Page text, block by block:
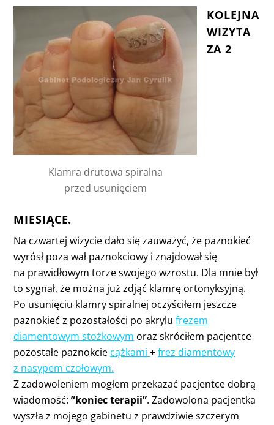
Klamra drutowa spiralna
przed usunięciem
KOLEJNA
WIZYTA
ZA 2
MIESIĄCE.
Na czwartej wizycie dało się zauważyć, że paznokieć
wyrósł poza wał paznokciowy i znajdował się
na prawidłowym torze swojego wzrostu. Dla mnie był
to sygnał, że można już zdjąć klamrę ortonyksyjną.
Po usunięciu klamry spiralnej oczyściłem jeszcze
paznokieć z pozostałości po akrylufrezem
diamentowym stożkowym oraz skróciłem pacjentce
pozostałe paznokcie cążkami +frez diamentowy
z nasypem czołowym.
Z zadowoleniem mogłem przekazać pacjentce dobrą
wiadomość:”koniec terapii”. Zadowolona pacjentka
wyszła z mojego gabinetu z prawdziwie szczerym